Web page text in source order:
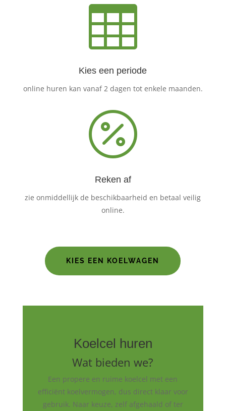

Kies een periode
online huren kan vanaf 2 dagen tot enkele maanden.

Reken af
zie onmiddellijk de beschikbaarheid en betaal veilig
online.
KIES EEN KOELWAGEN
Koelcel huren
Wat bieden we?
Een propere en ruime koelcel met een
efficiënt koelvermogen, dus direct klaar voor
gebruik. Naar keuze, zelf afgehaald of ter